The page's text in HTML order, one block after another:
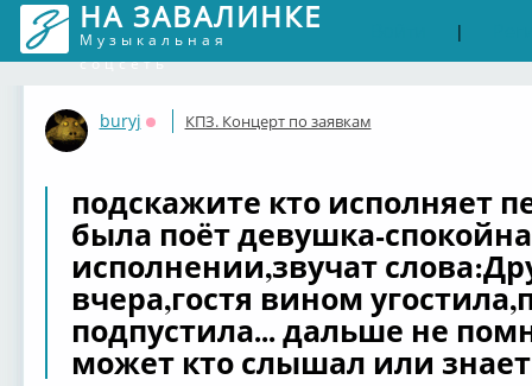
НА ЗАВАЛИНКЕ
Музыкальная
соцсеть
|
buryj
Оффлайн
КПЗ. Концерт по заявкам
подскажите кто исполняет
была поёт девушка-
исполнении,звучат
вчера,гостя вином
подпустила... дальше не
может кто слышал или